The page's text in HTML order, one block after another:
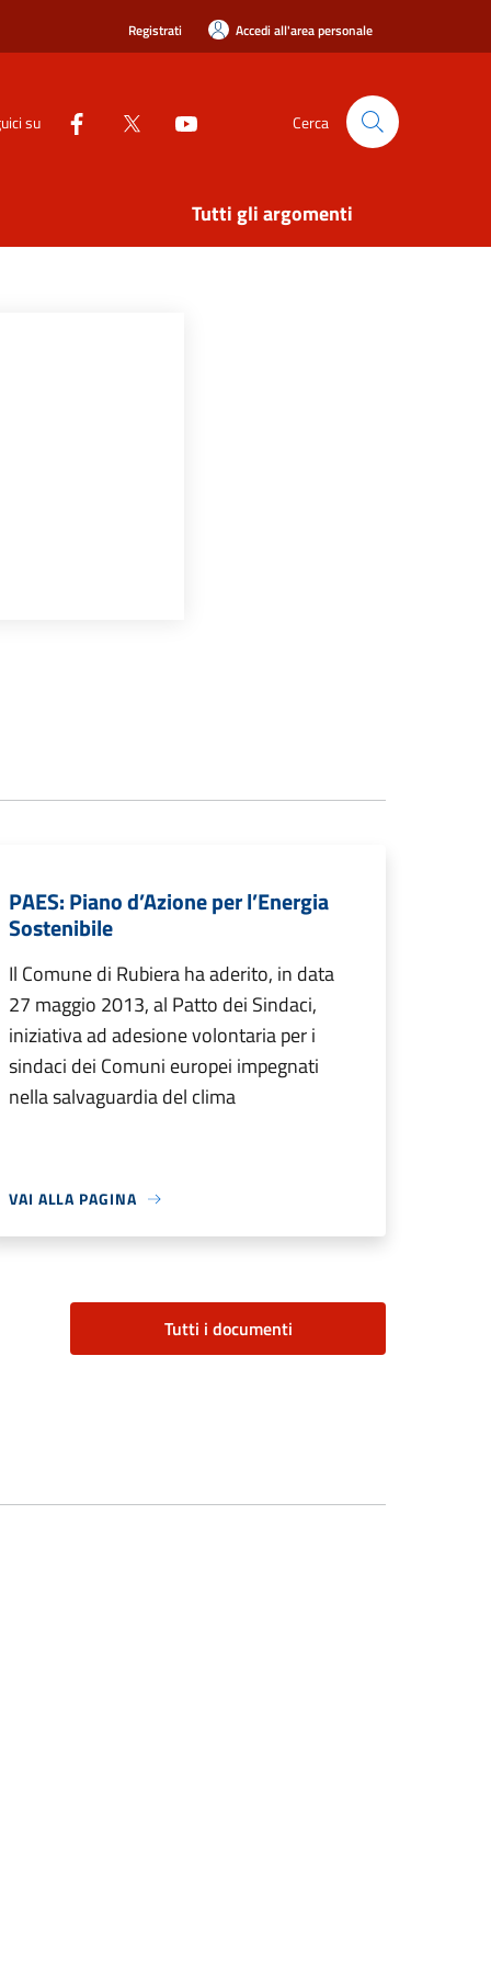
Registrati Accedi all'area personale
su Cerca
Tutti gli argomenti
PAES: Piano d’Azione per l’Energia
Sostenibile
Il Comune di Rubiera ha aderito, in data
27 maggio 2013, al Patto dei Sindaci,
iniziativa ad adesione volontaria per i
sindaci dei Comuni europei impegnati
nella salvaguardia del clima
VAI ALLA PAGINA
Tutti i documenti